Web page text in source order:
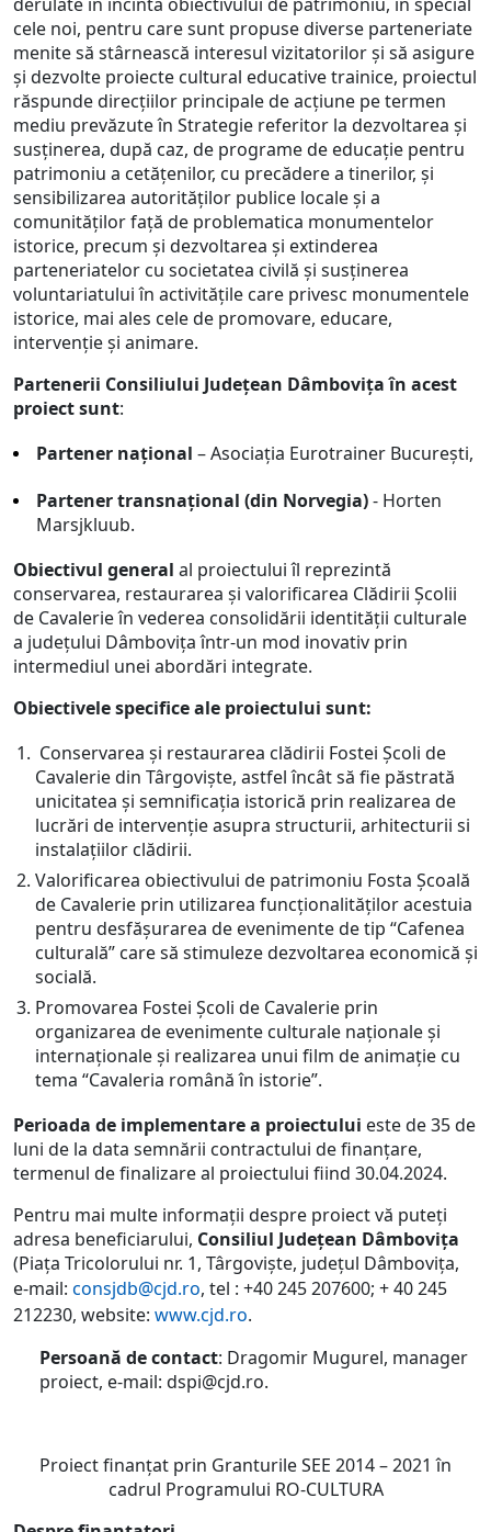
cele noi, pentru care sunt propuse diverse parteneriate
menite să stârnească interesul vizitatorilor și să asigure
și dezvolte proiecte cultural educative trainice, proiectul
răspunde direcțiilor principale de acțiune pe termen
mediu prevăzute în Strategie referitor la dezvoltarea și
susținerea, după caz, de programe de educație pentru
patrimoniu a cetățenilor, cu precădere a tinerilor, și
sensibilizarea autorităților publice locale și a
comunităților față de problematica monumentelor
istorice, precum și dezvoltarea și extinderea
parteneriatelor cu societatea civilă și susținerea
voluntariatului în activitățile care privesc monumentele
istorice, mai ales cele de promovare, educare,
intervenție și animare.
Partenerii Consiliului Județean Dâmbovița în acest
proiect sunt:
Partener național – Asociația Eurotrainer București,
Partener transnațional (din Norvegia)- Horten
Marsjkluub.
Obiectivul general al proiectului îl reprezintă
conservarea, restaurarea și valorificarea Clădirii Școlii
de Cavalerie în vederea consolidării identității culturale
a județului Dâmbovița într-un mod inovativ prin
intermediul unei abordări integrate.
Obiectivele specifice ale proiectului sunt:
Conservarea și restaurarea clădirii Fostei Școli de
Cavalerie din Târgoviște, astfel încât să fie păstrată
unicitatea și semnificația istorică prin realizarea de
lucrări de intervenție asupra structurii, arhitecturii si
instalațiilor clădirii.
Valorificarea obiectivului de patrimoniu Fosta Școală
de Cavalerie prin utilizarea funcționalităților acestuia
pentru desfășurarea de evenimente de tip “Cafenea
culturală” care să stimuleze dezvoltarea economică și
socială.
Promovarea Fostei Școli de Cavalerie prin
organizarea de evenimente culturale naționale și
internaționale și realizarea unui film de animație cu
tema “Cavaleria română în istorie”.
Perioada de implementare a proiectului este de 35 de
luni de la data semnării contractului de finanțare,
termenul de finalizare al proiectului fiind 30.04.2024.
Pentru mai multe informații despre proiect vă puteţi
adresa beneficiarului, Consiliul Județean Dâmbovița
(Piața Tricolorului nr. 1, Târgoviște, județul Dâmbovița,
e-mail: consjdb@cjd.ro, tel : +40 245 207600; + 40 245
212230, website: www.cjd.ro.
Persoană de contact: Dragomir Mugurel, manager
proiect, e-mail: dspi@cjd.ro.
Proiect finanțat prin Granturile SEE 2014 – 2021 în
cadrul Programului RO-CULTURA